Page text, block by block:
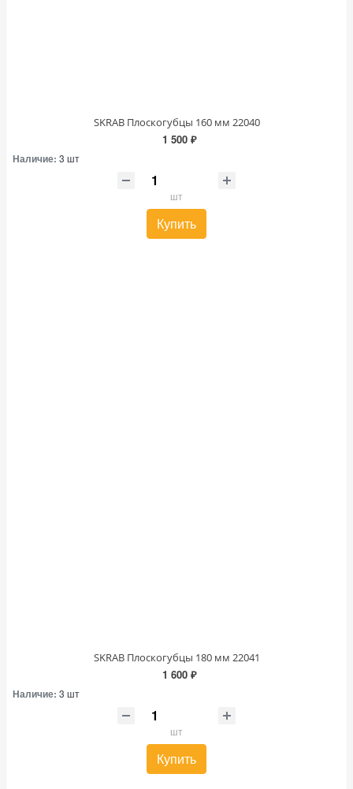
SKRAB Плоскогубцы 160 мм 22040
1 500 ₽
Наличие: 3 шт
шт
Купить
SKRAB Плоскогубцы 180 мм 22041
1 600 ₽
Наличие: 3 шт
шт
Купить